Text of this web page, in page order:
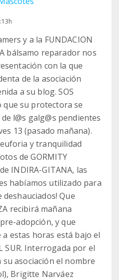
y a la FUNDACION
bálsamo reparador nos
con la que
de la asociación
a su blog. SOS
que su protectora se
l@s galg@s pendientes
13 (pasado mañana).
y tranquilidad
de GORMITY
INDIRA-GITANA, las
habíamos utilizado para
Que
recibirá mañana
adopción, y que
a estas horas está bajo el
SUR. Interrogada por el
asociación el nombre
Brigitte Narváez